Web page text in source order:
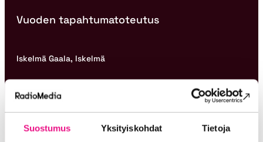
Suostumus Yksityiskohdat Tietoja
Vuoden tapahtumatoteutus
Iskelmä Gaala, Iskelmä
Vuoden radiopromootio
Aamulypsy Areena, Radio Suomipop